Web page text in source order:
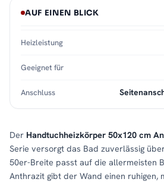
Der Handtuchheizkörper 50x120 cm
Serie versorgt das Bad zuverlässig
50er-Breite passt auf die allermeisten
Anthrazit gibt der Wand einen ruhigen,
AUF EINEN BLICK
Heizleistung
Geeignet für
Anschluss